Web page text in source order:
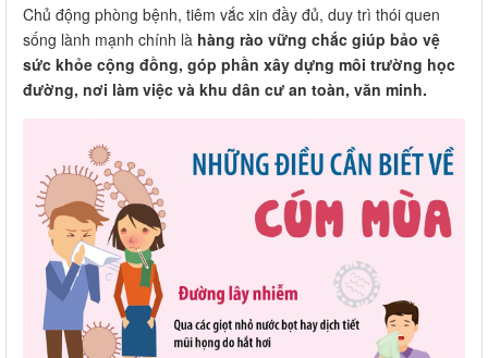
Chủ động phòng bệnh, tiêm vắc xin đầy đủ, duy trì thói quen
sống lành mạnh chính là hàng rào vững chắc giúp bảo vệ
sức khỏe cộng đồng, góp phần xây dựng môi trường học
đường, nơi làm việc và khu dân cư an toàn, văn minh.